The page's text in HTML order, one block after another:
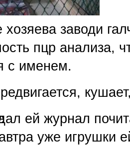
заводи
пцр анализа,
с именем.
ей журнал
уже игрушки